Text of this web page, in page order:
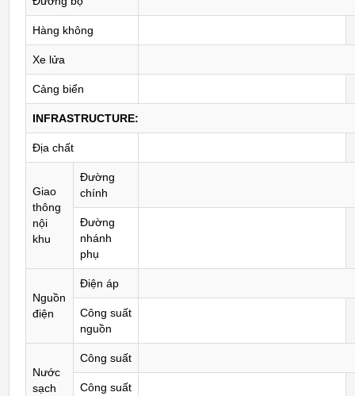
Hàng không
Xe lửa
Cảng biển
INFRASTRUCTURE:
Địa chất
Giao
thông
nội
khu
Đường
chính
Đường
nhánh
phụ
Nguồn
điện
Điện áp
Công suất
nguồn
Nước
sạch
Công suất
Công suất